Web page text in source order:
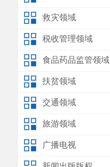
救灾领域
税收管理领域
食品药品监管领域
扶贫领域
交通领域
旅游领域
广播电视